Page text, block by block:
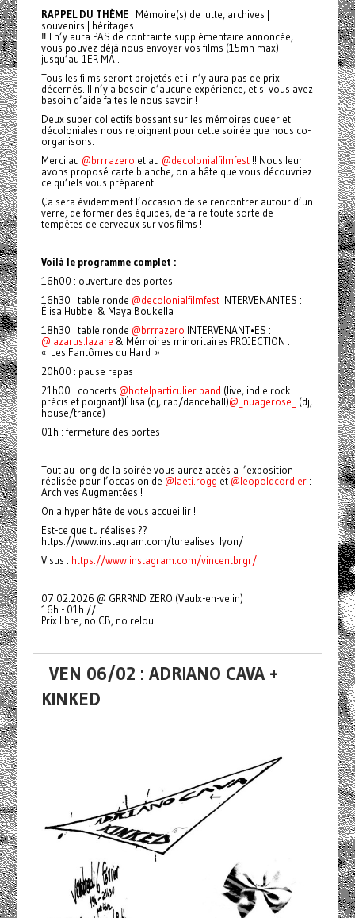
RAPPEL DU THÈME: Mémoire(s) de lutte, archives |
souvenirs | héritages.
‼️Il n’y aura PAS de contrainte supplémentaire annoncée,
vous pouvez déjà nous envoyer vos films (15mn max)
jusqu’au 1ER MAI.
Tous les films seront projetés et il n’y aura pas de prix
décernés. Il n’y a besoin d’aucune expérience, et si vous avez
besoin d’aide faites le nous savoir !
Deux super collectifs bossant sur les mémoires queer et
décoloniales nous rejoignent pour cette soirée que nous co-
organisons.
Merci au @brrrazero et au @decolonialfilmfest!! Nous leur
avons proposé carte blanche, on a hâte que vous découvriez
ce qu’iels vous préparent.
Ça sera évidemment l’occasion de se rencontrer autour d’un
verre, de former des équipes, de faire toute sorte de
tempêtes de cerveaux sur vos films !
Voilà le programme complet :
16h00 : ouverture des portes
16h30 : table ronde @decolonialfilmfestINTERVENANTES :
Élisa Hubbel & Maya Boukella
18h30 : table ronde @brrrazero INTERVENANT•ES :
@lazarus.lazare & Mémoires minoritaires PROJECTION :
« Les Fantômes du Hard »
20h00 : pause repas
21h00 : concerts @hotelparticulier.band (live, indie rock
précis et poignant)Élisa (dj, rap/dancehall)@_nuagerose_
(dj,
house/trance)
01h : fermeture des portes
Tout au long de la soirée vous aurez accès a l’exposition
réalisée pour l’occasion de @laeti.rogg et @leopoldcordier:
Archives Augmentées !
On a hyper hâte de vous accueillir !!
Est-ce que tu réalises ??
https://www.instagram.com/turealises_lyon/
Visus : https://www.instagram.com/vincentbrgr/
07.02.2026 @ GRRRND ZERO (Vaulx-en-velin)
16h - 01h //
Prix libre, no CB, no relou
VEN 06/02 : ADRIANO CAVA +
KINKED